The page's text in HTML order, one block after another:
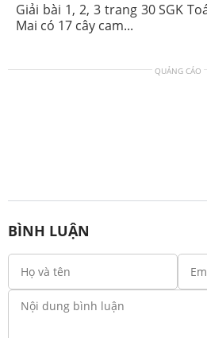
Giải bài 1, 2, 3 trang 30 SGK
Mai có 17 cây cam...
QUẢNG CÁO
BÌNH LUẬN